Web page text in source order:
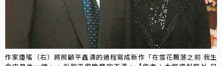
作家瓊瑤（右）將照顧平鑫濤的過程寫成新作「在雪花飄落之前 我生